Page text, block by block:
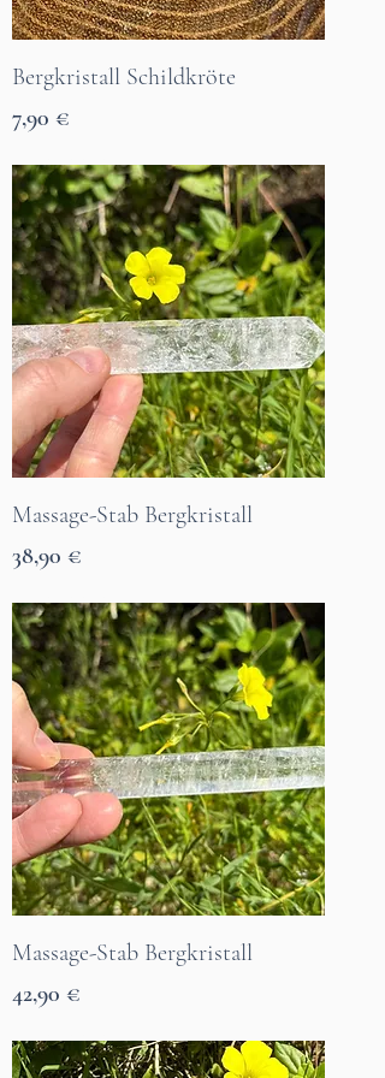
Bergkristall Schildkröte
Preis
7,90 €
Massage-Stab Bergkristall
Preis
38,90 €
Massage-Stab Bergkristall
Preis
42,90 €